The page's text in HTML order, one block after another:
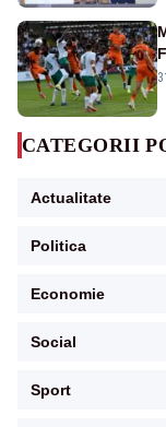
CATEGORII
Actualitate
Politica
Economie
Social
Sport